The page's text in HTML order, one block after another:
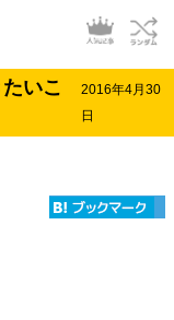
いこ
2016年4月30
日